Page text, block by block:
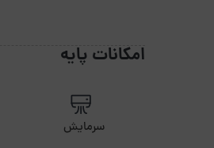
امکانات پایه
سرمایش